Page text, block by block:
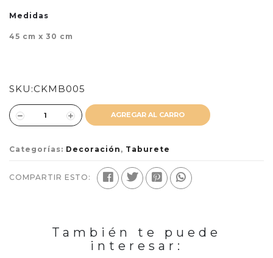
Medidas
45 cm x 30 cm
SKU:CKMB005
AGREGAR AL CARRO
Categorías: Decoración , Taburete
COMPARTIR ESTO:
También te puede
interesar: